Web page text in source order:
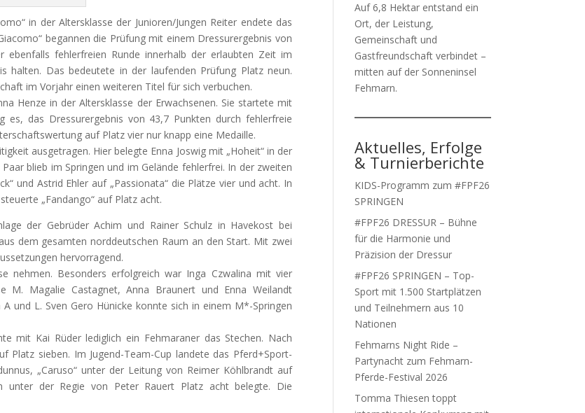
in der Altersklasse der Junioren/Jungen Reiter endete das
begannen die Prüfung mit einem Dressurergebnis von
fehlerfreien Runde innerhalb der erlaubten Zeit im
halten. Das bedeutete in der laufenden Prüfung Platz neun.
im Vorjahr einen weiteren Titel für sich verbuchen.
Henze in der Altersklasse der Erwachsenen. Sie startete mit
es, das Dressurergebnis von 43,7 Punkten durch fehlerfreie
auf Platz vier nur knapp eine Medaille.
ausgetragen. Hier belegte Enna Joswig mit „Hoheit“ in der
blieb im Springen und im Gelände fehlerfrei. In der zweiten
und Astrid Ehler auf „Passionata“ die Plätze vier und acht. In
„Fandango“ auf Platz acht.
der Gebrüder Achim und Rainer Schulz in Havekost bei
dem gesamten norddeutschen Raum an den Start. Mit zwei
hervorragend.
nehmen. Besonders erfolgreich war Inga Czwalina mit vier
Magalie Castagnet, Anna Braunert und Enna Weilandt
und L. Sven Gero Hünicke konnte sich in einem M*-Springen
mit Kai Rüder lediglich ein Fehmaraner das Stechen. Nach
Platz sieben. Im Jugend-Team-Cup landete das Pferd+Sport-
„Caruso“ unter der Leitung von Reimer Köhlbrandt auf
unter der Regie von Peter Rauert Platz acht belegte. Die
Auf 6,8 Hektar entstand ein
Ort, der Leistung,
Gemeinschaft und
Gastfreundschaft verbindet –
mitten auf der Sonneninsel
Fehmarn.
Aktuelles, Erfolge
& Turnierberichte
KIDS-Programm zum #FPF26
SPRINGEN
#FPF26 DRESSUR – Bühne
für die Harmonie und
Präzision der Dressur
#FPF26 SPRINGEN – Top-
Sport mit 1.500 Startplätzen
und Teilnehmern aus 10
Nationen
Fehmarns Night Ride –
Partynacht zum Fehmarn-
Pferde-Festival 2026
Tomma Thiesen toppt